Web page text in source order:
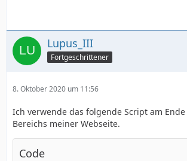
Lupus_III
Fortgeschrittener
8. Oktober 2020 um 11:56
Ich verwende das folgende Script am Ende
Bereichs meiner Webseite.
Code